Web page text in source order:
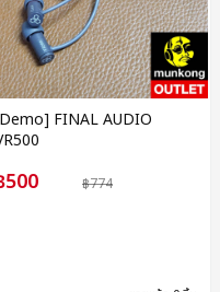
FINAL AUDIO
500 ฿774